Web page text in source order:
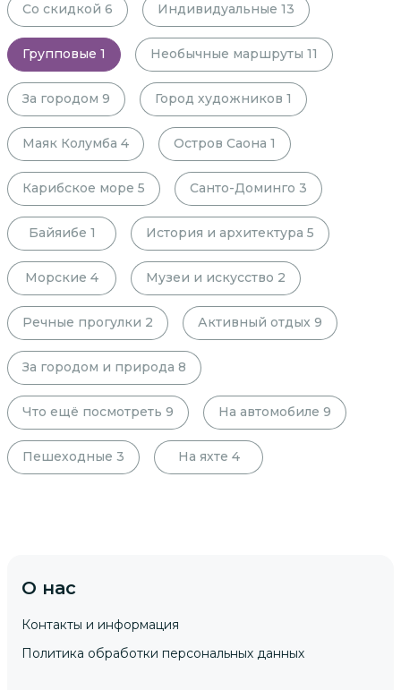
Со скидкой 6 Индивидуальные 13
Групповые 1 Необычные маршруты 11
За городом 9 Город художников 1
Маяк Колумба 4 Остров Саона 1
Карибское море 5 Санто-Доминго 3
Байяибе 1 История и архитектура 5
Морские 4 Музеи и искусство 2
Речные прогулки 2 Активный отдых 9
За городом и природа 8
Что ещё посмотреть 9 На автомобиле 9
Пешеходные 3 На яхте 4
О нас
Контакты и информация
Политика обработки персональных данных